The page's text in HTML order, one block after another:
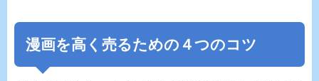
漫画を高く売るための４つのコツ